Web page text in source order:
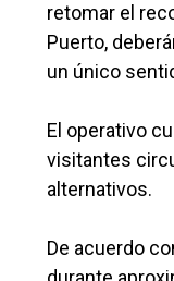
retomar el
Puerto,
un único
El operativo
visitantes
alternativos.
De acuerdo